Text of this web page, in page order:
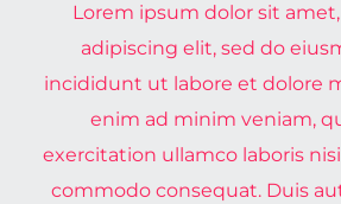
Lorem ipsum dolor sit
adipiscing elit, sed do
incididunt ut labore et dolore
enim ad minim veniam,
exercitation ullamco laboris
commodo consequat. Duis